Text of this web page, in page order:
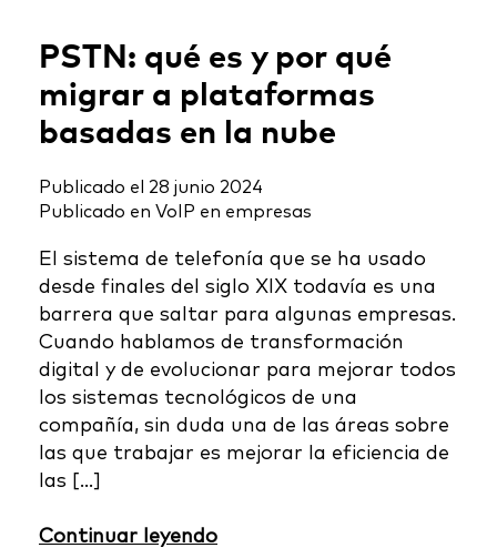
PSTN: qué es y por qué
migrar a plataformas
basadas en la nube
Publicado el 28 junio 2024
Publicado en VoIP en empresas
El sistema de telefonía que se ha usado
desde finales del siglo XIX todavía es una
barrera que saltar para algunas empresas.
Cuando hablamos de transformación
digital y de evolucionar para mejorar todos
los sistemas tecnológicos de una
compañía, sin duda una de las áreas sobre
las que trabajar es mejorar la eficiencia de
las […]
Continuar leyendo